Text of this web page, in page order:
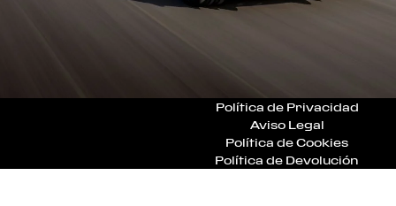
Política de Privacidad
Aviso Legal
Política de Cookies
Política de Devolución